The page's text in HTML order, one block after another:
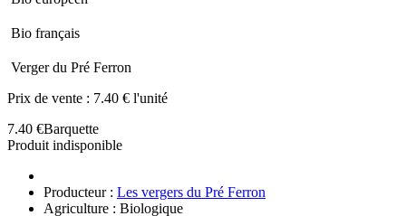
Bio français
Verger du Pré Ferron
Prix de vente : 7.40 € l'unité
7.40 €Barquette
Produit indisponible
Producteur : Les vergers du Pré Ferron
Agriculture : Biologique